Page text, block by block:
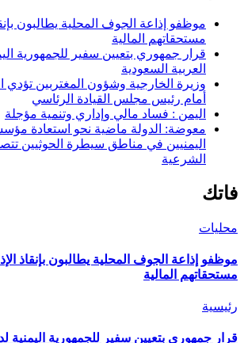
موظفو إذاعة الجوف المحلية يطالبون
مستحقاتهم المالية
قرار جمهوري بتعيين سفير للجمهورية
العربية السعودية
وزيرة الخارجية وشؤون المغتربين تؤدي
أمام رئيس مجلس القيادة الرئاسي
اليمن : فساد مالي وإداري وتنمية مؤجلة
معوضة: الدولة ماضية نحو استعادة
اليمنيين في مناطق سيطرة الحوثيين
الشرعية
فاتك
محليات
موظفو إذاعة الجوف المحلية يطالبون بإنقاذ
مستحقاتهم المالية
رئيسية
قرار جمهوري بتعيين سفير للجمهورية اليمنية